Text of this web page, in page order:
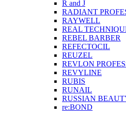
R and J
RADIANT
RAYWELL
REAL
REBEL BARBER
REFECTOCIL
REUZEL
REVLON
REVYLINE
RUBIS
RUNAIL
RUSSIAN
re:BOND